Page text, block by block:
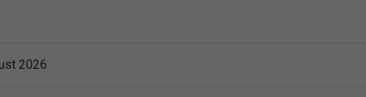
2026